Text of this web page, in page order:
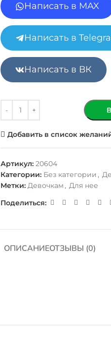
Написать в MAX
Написать в
Написать в ВК
Добавить в список
Артикул:20604
Категории: Без категории ,
Метки: Девочкам , Для нее
Поделиться:
ОПИСАНИЕОТЗЫВЫ (0)